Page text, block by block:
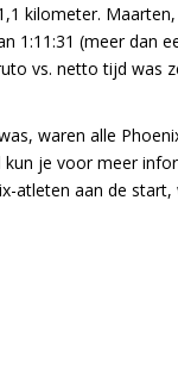
kilometer.
1:11:31 (meer dan
vs. netto tijd was
waren alle
je voor meer
atleten aan de